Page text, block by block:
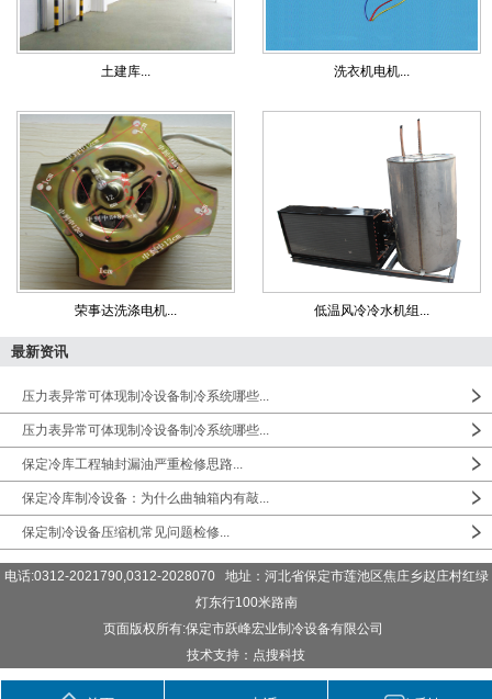
土建库... 洗衣机电机...
荣事达洗涤电机... 低温风冷冷水机组...
最新资讯
压力表异常可体现制冷设备制冷系统哪些...
压力表异常可体现制冷设备制冷系统哪些...
保定冷库工程轴封漏油严重检修思路...
保定冷库制冷设备：为什么曲轴箱内有敲...
保定制冷设备压缩机常见问题检修...
电话:0312-2021790,0312-2028070 地址：河北省保定市莲池区焦庄乡赵庄村红绿
灯东行100米路南
页面版权所有:保定市跃峰宏业制冷设备有限公司
技术支持：点搜科技